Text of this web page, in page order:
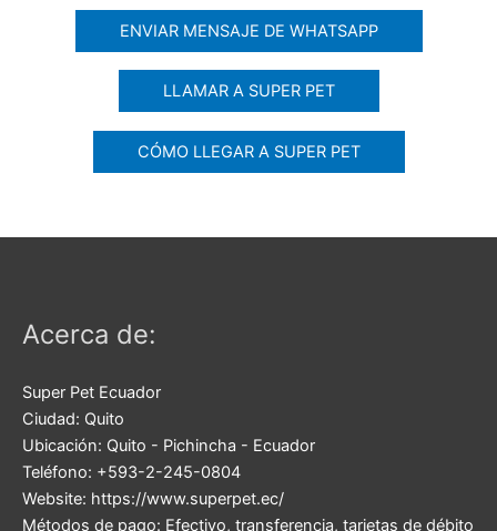
ENVIAR MENSAJE DE WHATSAPP
LLAMAR A SUPER PET
CÓMO LLEGAR A SUPER PET
Acerca de:
Super Pet Ecuador
Ciudad: Quito
Ubicación: Quito - Pichincha - Ecuador
Teléfono: +593-2-245-0804
Website: https://www.superpet.ec/
Métodos de pago: Efectivo, transferencia, tarjetas de débito